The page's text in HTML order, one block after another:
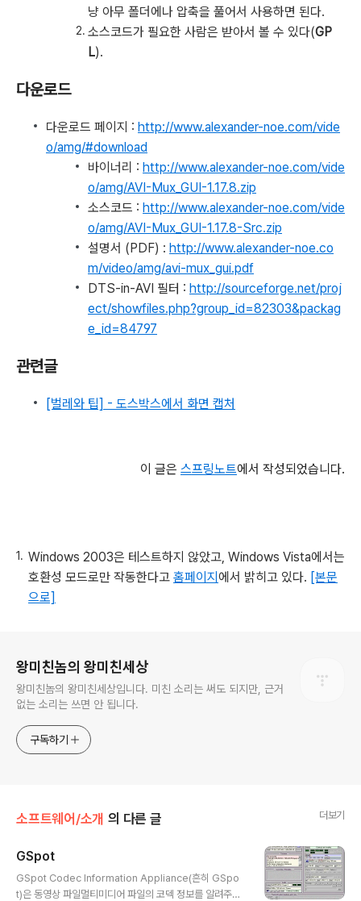
냥 아무 폴더에나 압축을 풀어서 사용하면 된다.
소스코드가 필요한 사람은 받아서 볼 수 있다(GP
L).
다운로드
다운로드 페이지 : http://www.alexander-noe.com/vide
o/amg/#download
바이너리 : http://www.alexander-noe.com/vide
o/amg/AVI-Mux_GUI-1.17.8.zip
소스코드 : http://www.alexander-noe.com/vide
o/amg/AVI-Mux_GUI-1.17.8-Src.zip
설명서 (PDF) : http://www.alexander-noe.co
m/video/amg/avi-mux_gui.pdf
DTS-in-AVI 필터 : http://sourceforge.net/proj
ect/showfiles.php?group_id=82303&packag
e_id=84797
관련글
[벌레와 팁] - 도스박스에서 화면 캡처
이 글은 스프링노트에서 작성되었습니다.
Windows 2003은 테스트하지 않았고, Windows Vista에서는
호환성 모드로만 작동한다고 홈페이지에서 밝히고 있다. [본문
으로]
왕미친놈의 왕미친세상
왕미친놈의 왕미친세상입니다. 미친 소리는 써도 되지만, 근거
없는 소리는 쓰면 안 됩니다.
구독하기
소프트웨어/소개 의 다른 글 더보기
GSpot
GSpot Codec Information Appliance(흔히 GSpo
t)은 동영상 파일멀티미디어 파일의 코덱 정보를 알려주는